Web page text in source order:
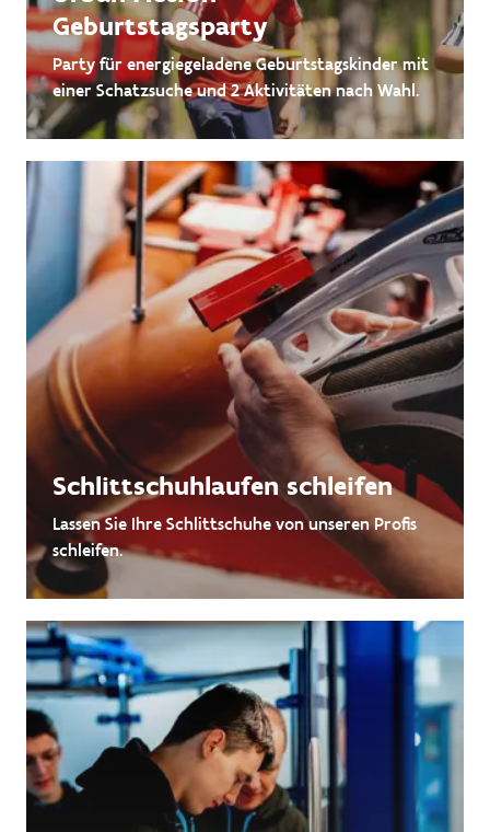
Geburtstagsparty
Party für energiegeladene Geburtstagskinder mit
einer Schatzsuche und 2 Aktivitäten nach Wahl.
Schlittschuhlaufen schleifen
Lassen Sie Ihre Schlittschuhe von unseren Profis
schleifen.